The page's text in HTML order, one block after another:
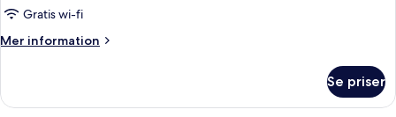
sovrum
-
sjöutsikt
Gratis wi-fi
Mer information
Mer
Deluxe
Se priser